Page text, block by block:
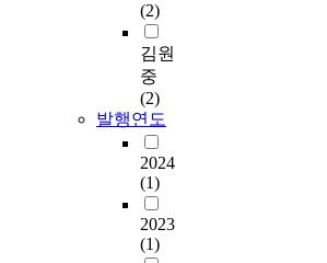
(2)
김원
중
(2)
발행연도
2024
(1)
2023
(1)